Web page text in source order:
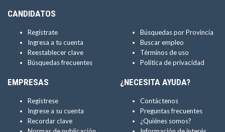
CANDIDATOS
Regístrate
Ingresa a tu cuenta
Reestablecer clave
Búsquedas frecuentes
Búsquedas por Provincia
Buscar empleo
Términos de uso
Política de privacidad
EMPRESAS
Regístrese
Ingrese a su cuenta
Recordar clave
¿NECESITA AYUDA?
Contáctenos
Preguntas frecuentes
¿Quiénes somos?